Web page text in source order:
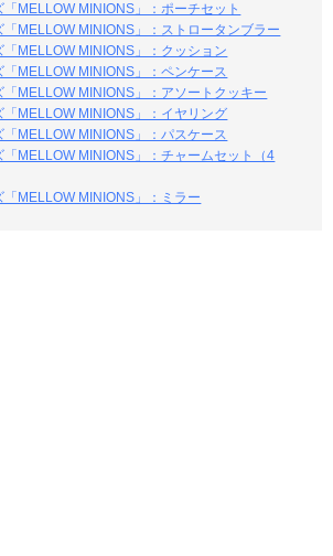
MELLOW MINIONS」：ポーチセット
MELLOW MINIONS」：ストロータンブラー
MELLOW MINIONS」：クッション
MELLOW MINIONS」：ペンケース
MELLOW MINIONS」：アソートクッキー
MELLOW MINIONS」：イヤリング
MELLOW MINIONS」：パスケース
MELLOW MINIONS」：チャームセット（4
MELLOW MINIONS」：ミラー